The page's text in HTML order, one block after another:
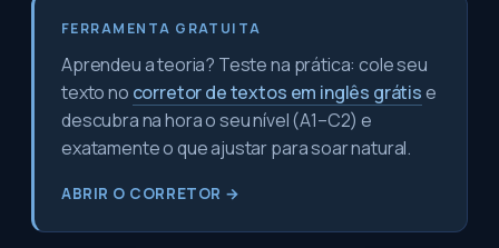
FERRAMENTA GRATUITA
Aprendeu a teoria? Teste na prática: cole seu
texto no corretor de textos em inglês grátise
descubra na hora o seu nível (A1–C2) e
exatamente o que ajustar para soar natural.
ABRIR O CORRETOR →